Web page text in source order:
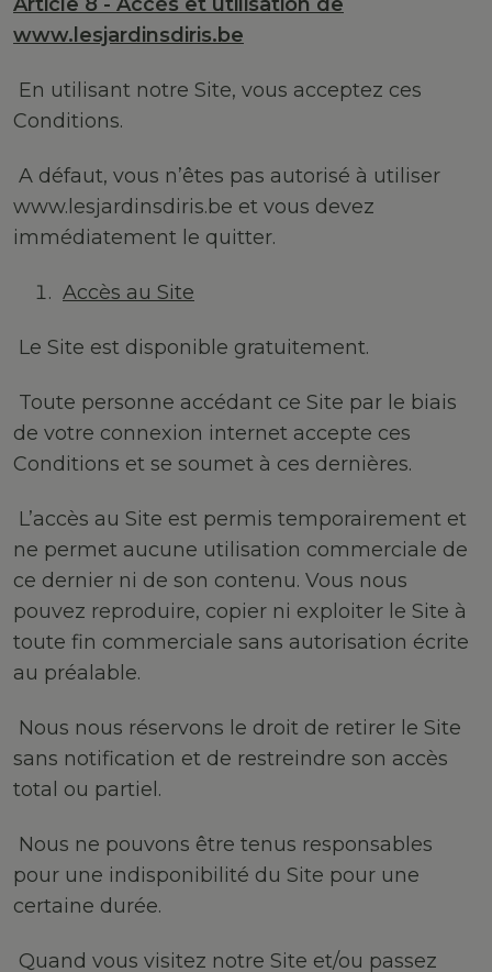
www.lesjardinsdiris.be
En utilisant notre Site, vous acceptez ces
Conditions.
A défaut, vous n’êtes pas autorisé à utiliser
www.lesjardinsdiris.be et vous devez
immédiatement le quitter.
Accès au Site
Le Site est disponible gratuitement.
Toute personne accédant ce Site par le biais
de votre connexion internet accepte ces
Conditions et se soumet à ces dernières.
L’accès au Site est permis temporairement et
ne permet aucune utilisation commerciale de
ce dernier ni de son contenu. Vous nous
pouvez reproduire, copier ni exploiter le Site à
toute fin commerciale sans autorisation écrite
au préalable.
Nous nous réservons le droit de retirer le Site
sans notification et de restreindre son accès
total ou partiel.
Nous ne pouvons être tenus responsables
pour une indisponibilité du Site pour une
certaine durée.
Quand vous visitez notre Site et/ou passez